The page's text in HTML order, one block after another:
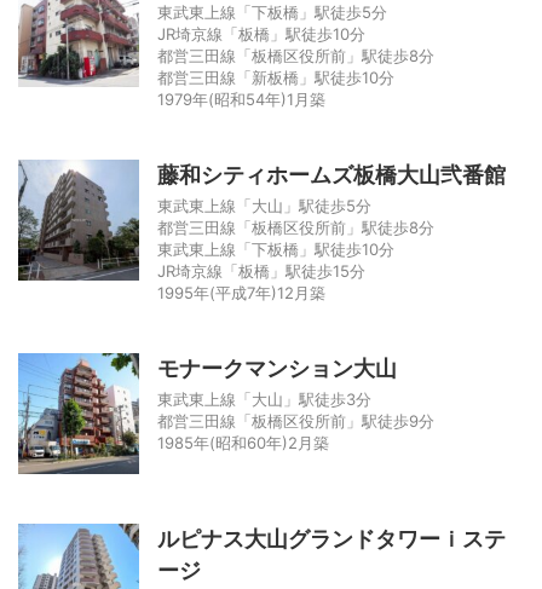
東武東上線「下板橋」駅徒歩5分
JR埼京線「板橋」駅徒歩10分
都営三田線「板橋区役所前」駅徒歩8分
都営三田線「新板橋」駅徒歩10分
1979年(昭和54年)1月築
藤和シティホームズ板橋大山弐番館
東武東上線「大山」駅徒歩5分
都営三田線「板橋区役所前」駅徒歩8分
東武東上線「下板橋」駅徒歩10分
JR埼京線「板橋」駅徒歩15分
1995年(平成7年)12月築
モナークマンション大山
東武東上線「大山」駅徒歩3分
都営三田線「板橋区役所前」駅徒歩9分
1985年(昭和60年)2月築
ルピナス大山グランドタワーｉステ
ージ